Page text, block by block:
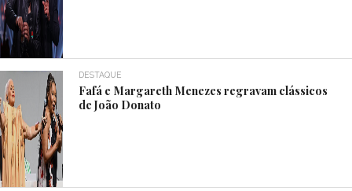
DESTAQUE
Fafá e Margareth Menezes regravam clássicos
de João Donato